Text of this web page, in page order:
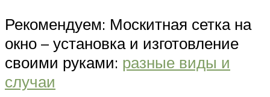
Рекомендуем: Москитная сетка на
окно – установка и изготовление
своими руками: разные виды и
случаи